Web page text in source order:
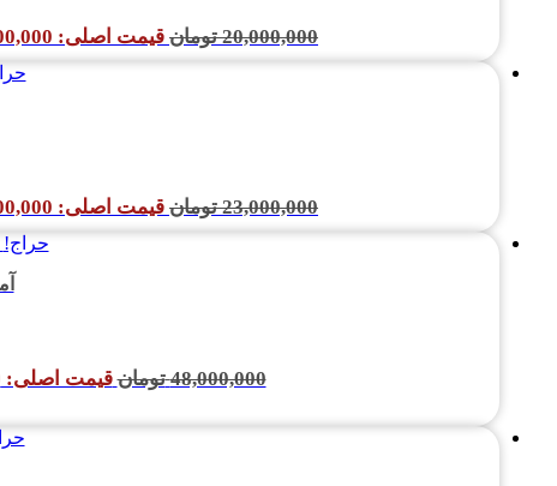
20,000,000 تومان قیمت اصلی: 20,000,000 تومان بود.
23,000,000 تومان قیمت اصلی: 23,000,000 تومان بود.
حراج!
48,000,000 تومان قیمت اصلی: 48,000,000 تومان بود.